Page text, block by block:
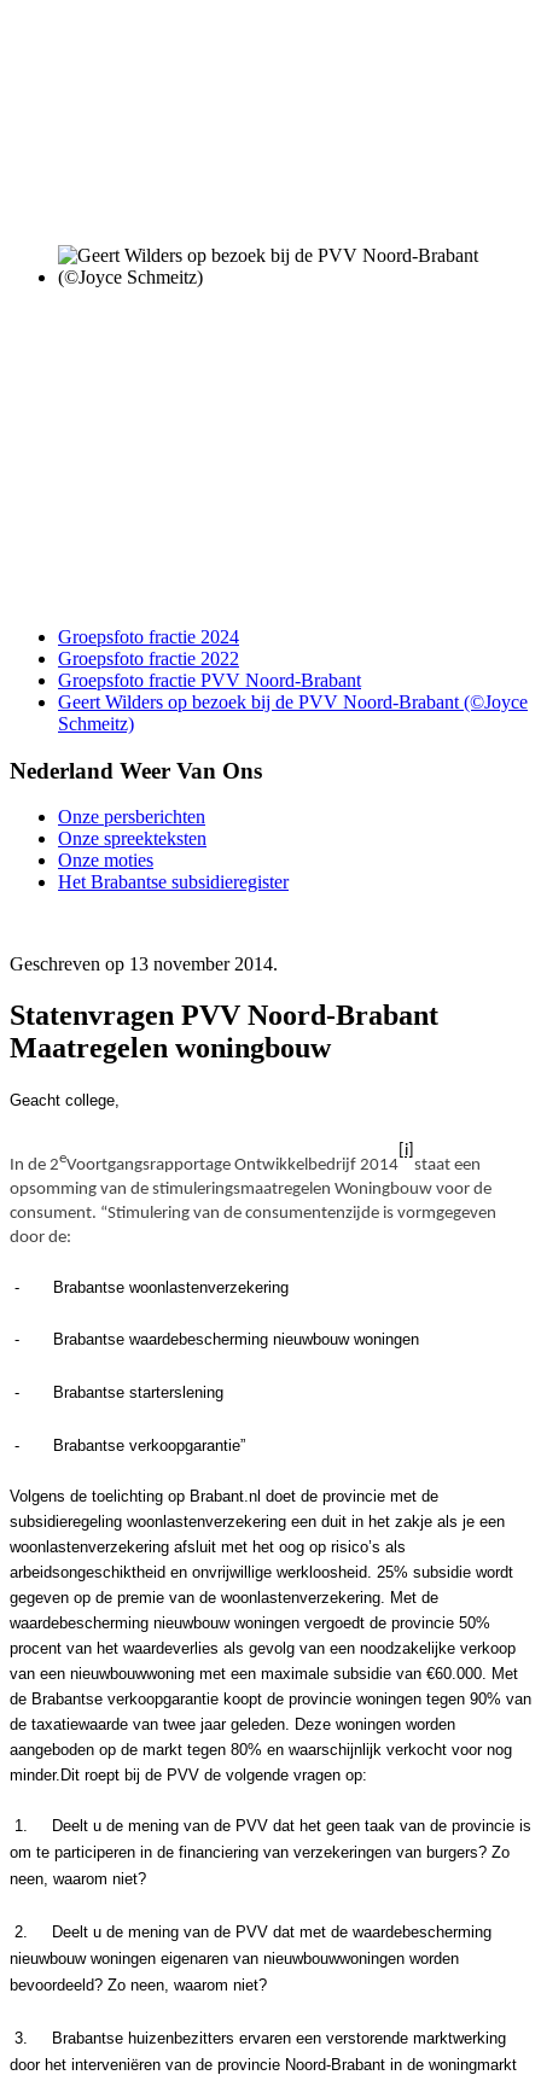
Groepsfoto fractie 2024
Groepsfoto fractie 2022
Groepsfoto fractie PVV Noord-Brabant
Geert Wilders op bezoek bij de PVV Noord-Brabant (©Joyce
Schmeitz)
Nederland Weer Van Ons
Onze persberichten
Onze spreekteksten
Onze moties
Het Brabantse subsidieregister
Geschreven op 13 november 2014.
Statenvragen PVV Noord-Brabant
Maatregelen woningbouw
Geacht college,
In de 2eVoortgangsrapportage Ontwikkelbedrijf 2014
[i]
staat een
opsomming van de stimuleringsmaatregelen Woningbouw voor de
consument. “Stimulering van de consumentenzijde is vormgegeven
door de:
Brabantse woonlastenverzekering
Brabantse waardebescherming nieuwbouw woningen
Brabantse starterslening
Brabantse verkoopgarantie”
Volgens de toelichting op Brabant.nl doet de provincie met de
subsidieregeling woonlastenverzekering een duit in het zakje als je een
woonlastenverzekering afsluit met het oog op risico’s als
arbeidsongeschiktheid en onvrijwillige werkloosheid. 25% subsidie wordt
gegeven op de premie van de woonlastenverzekering. Met de
waardebescherming nieuwbouw woningen vergoedt de provincie 50%
procent van het waardeverlies als gevolg van een noodzakelijke verkoop
van een nieuwbouwwoning met een maximale subsidie van €60.000. Met
de Brabantse verkoopgarantie koopt de provincie woningen tegen 90% van
de taxatiewaarde van twee jaar geleden. Deze woningen worden
aangeboden op de markt tegen 80% en waarschijnlijk verkocht voor nog
minder. Dit roept bij de PVV de volgende vragen op:
Deelt u de mening van de PVV dat het geen taak van de provincie is
om te participeren in de financiering van verzekeringen van burgers? Zo
neen, waarom niet?
Deelt u de mening van de PVV dat met de waardebescherming
nieuwbouw woningen eigenaren van nieuwbouwwoningen worden
bevoordeeld? Zo neen, waarom niet?
Brabantse huizenbezitters ervaren een verstorende marktwerking
door het interveniëren van de provincie Noord-Brabant in de woningmarkt